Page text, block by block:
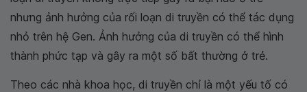
nhưng ảnh hưởng của rối loạn di truyền có thể tác dụng
nhỏ trên hệ Gen. Ảnh hưởng của di truyền có thể hình
thành phức tạp và gây ra một số bất thường ở trẻ.
Theo các nhà khoa học, di truyền chỉ là một yếu tố có